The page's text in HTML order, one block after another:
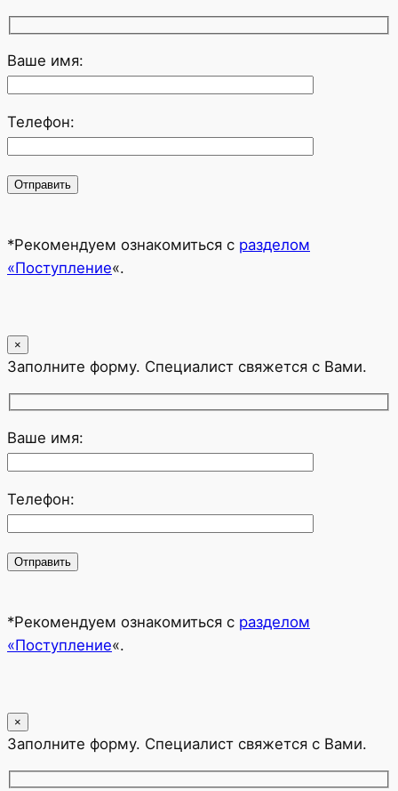
Ваше имя:
Телефон:
*Рекомендуем ознакомиться с разделом
«Поступление«.
×
Заполните форму. Специалист свяжется с Вами.
Ваше имя:
Телефон:
*Рекомендуем ознакомиться с разделом
«Поступление«.
×
Заполните форму. Специалист свяжется с Вами.